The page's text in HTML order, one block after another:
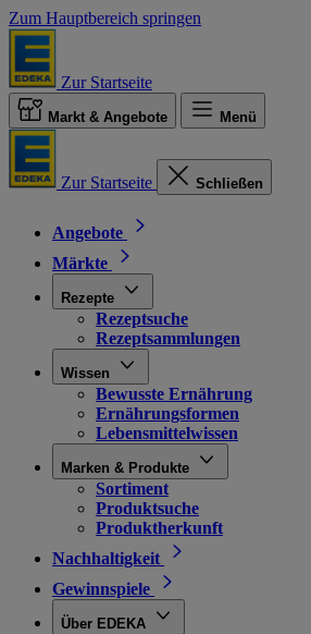
Zum Hauptbereich springen
Zur Startseite
Markt & Angebote Menü
Zur Startseite Schließen
Angebote
Märkte
Rezepte
Rezeptsuche
Rezeptsammlungen
Wissen
Bewusste Ernährung
Ernährungsformen
Lebensmittelwissen
Marken & Produkte
Sortiment
Produktsuche
Produktherkunft
Nachhaltigkeit
Gewinnspiele
Über EDEKA